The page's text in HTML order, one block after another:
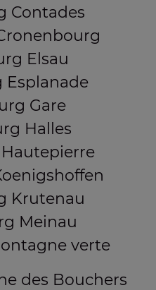
Contades
Elsau
Esplanade
Gare
Halles
Krutenau
Meinau
verte
des Bouchers